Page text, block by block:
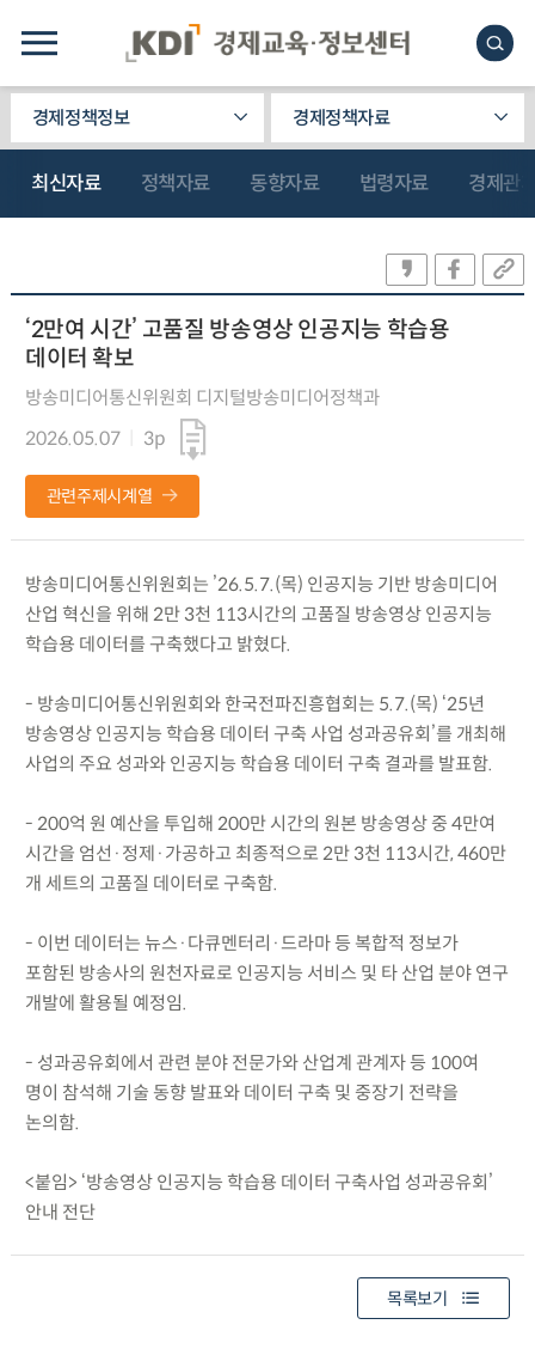
경제정책정보 경제정책자료
최신자료 정책자료 동향자료 법령자료 경제관
‘2만여 시간’ 고품질 방송영상 인공지능 학습용
데이터 확보
방송미디어통신위원회 디지털방송미디어정책과
2026.05.07
3p
관련주제시계열
방송미디어통신위원회는 ’26.5.7.(목) 인공지능 기반 방송미디어
산업 혁신을 위해 2만 3천 113시간의 고품질 방송영상 인공지능
학습용 데이터를 구축했다고 밝혔다.
- 방송미디어통신위원회와 한국전파진흥협회는 5.7.(목) ‘25년
방송영상 인공지능 학습용 데이터 구축 사업 성과공유회’를 개최해
사업의 주요 성과와 인공지능 학습용 데이터 구축 결과를 발표함.
- 200억 원 예산을 투입해 200만 시간의 원본 방송영상 중 4만여
시간을 엄선·정제·가공하고 최종적으로 2만 3천 113시간, 460만
개 세트의 고품질 데이터로 구축함.
- 이번 데이터는 뉴스·다큐멘터리·드라마 등 복합적 정보가
포함된 방송사의 원천자료로 인공지능 서비스 및 타 산업 분야 연구
개발에 활용될 예정임.
- 성과공유회에서 관련 분야 전문가와 산업계 관계자 등 100여
명이 참석해 기술 동향 발표와 데이터 구축 및 중장기 전략을
논의함.
<붙임> ‘방송영상 인공지능 학습용 데이터 구축사업 성과공유회’
안내 전단
목록보기